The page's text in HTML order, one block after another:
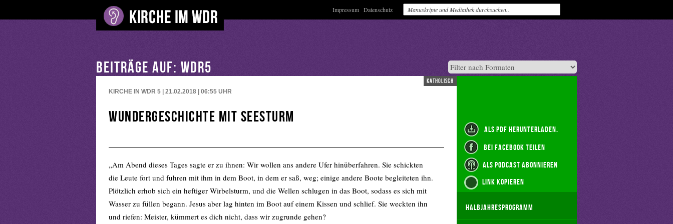
Impressum Datenschutz
BEITRÄGE AUF: WDR5
katholisch
KIRCHE IN WDR 5 | 21.02.2018 | 06:55 UHR
Wundergeschichte mit Seesturm
„Am Abend dieses Tages sagte er zu ihnen: Wir wollen ans andere Ufer hinüberfahren. Sie schickten
die Leute fort und fuhren mit ihm in dem Boot, in dem er saß, weg; einige andere Boote begleiteten ihn.
Plötzlich erhob sich ein heftiger Wirbelsturm, und die Wellen schlugen in das Boot, sodass es sich mit
Wasser zu füllen begann. Jesus aber lag hinten im Boot auf einem Kissen und schlief. Sie weckten ihn
und riefen: Meister, kümmert es dich nicht, dass wir zugrunde gehen?
als PDF herunterladen.
bei Facebook teilen
als Podcast abonnieren
Link kopieren
Halbjahresprogramm